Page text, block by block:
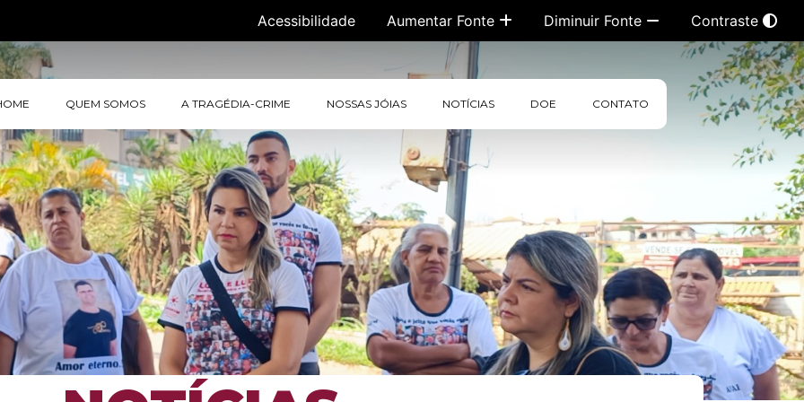
Acessibilidade Aumentar Fonte Diminuir Fonte Contraste
QUEM SOMOS A TRAGÉDIA-CRIME NOSSAS JÓIAS NOTÍCIAS DOE CONTATO